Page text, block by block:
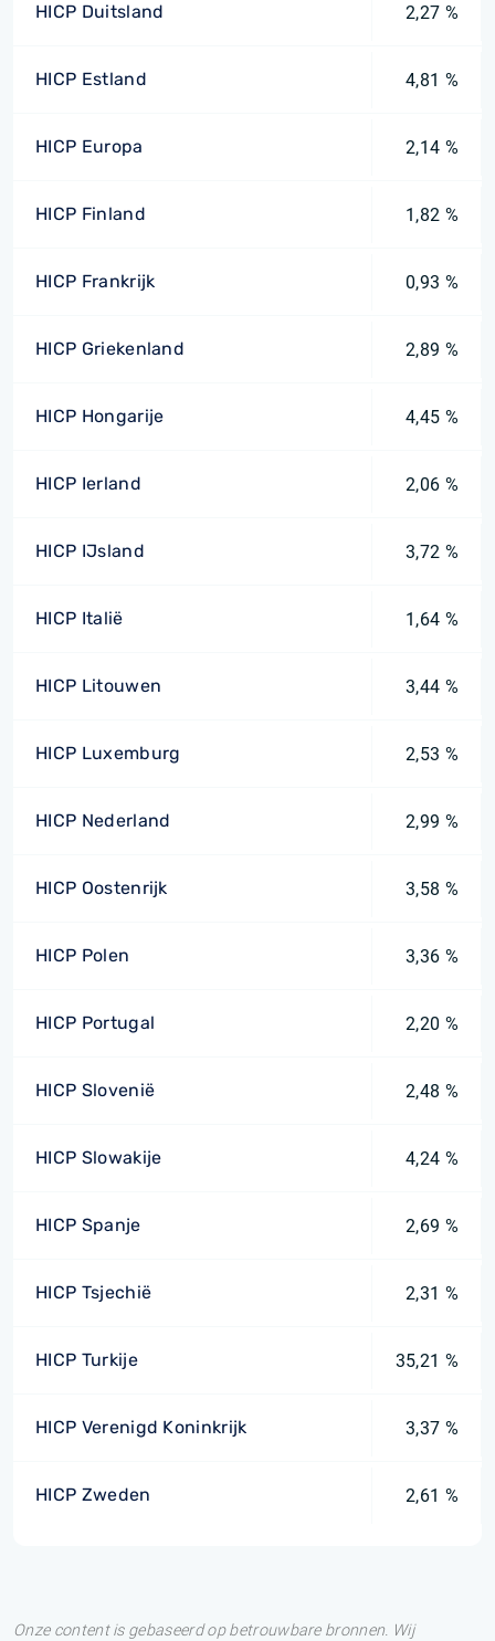
HICP Duitsland 2,27 %
HICP Estland 4,81 %
HICP Europa 2,14 %
HICP Finland 1,82 %
HICP Frankrijk 0,93 %
HICP Griekenland 2,89 %
HICP Hongarije 4,45 %
HICP Ierland 2,06 %
HICP IJsland 3,72 %
HICP Italië 1,64 %
HICP Litouwen 3,44 %
HICP Luxemburg 2,53 %
HICP Nederland 2,99 %
HICP Oostenrijk 3,58 %
HICP Polen 3,36 %
HICP Portugal 2,20 %
HICP Slovenië 2,48 %
HICP Slowakije 4,24 %
HICP Spanje 2,69 %
HICP Tsjechië 2,31 %
HICP Turkije 35,21 %
HICP Verenigd Koninkrijk 3,37 %
HICP Zweden 2,61 %
Onze content is gebaseerd op betrouwbare bronnen. Wij